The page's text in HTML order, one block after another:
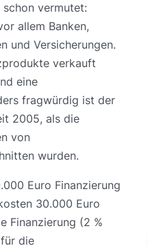
schon vermutet:
allem Banken,
und Versicherungen.
verkauft
eine
fragwürdig ist der
2005, als die
von
wurden.
Euro Finanzierung
30.000 Euro
Finanzierung (2 %
die